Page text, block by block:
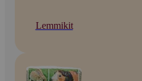
Lemmikit